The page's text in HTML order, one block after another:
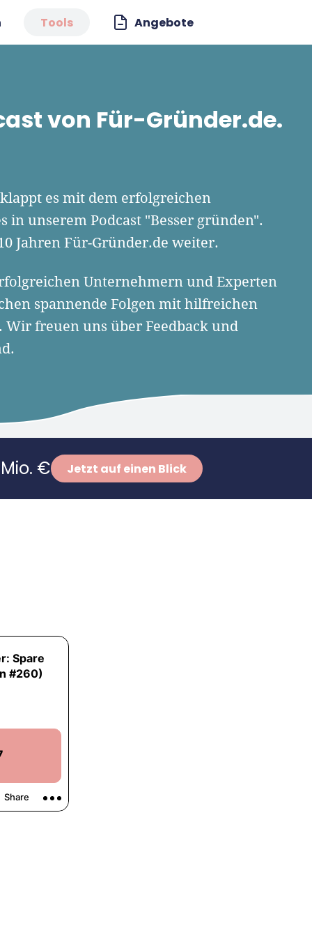
Tools Angebote
von Für-Gründer.de.
es mit dem erfolgreichen
unserem Podcast "Besser gründen".
Jahren Für-Gründer.de weiter.
Unternehmern und Experten
spannende Folgen mit hilfreichen
freuen uns über Feedback und
€ Jetzt auf einen Blick